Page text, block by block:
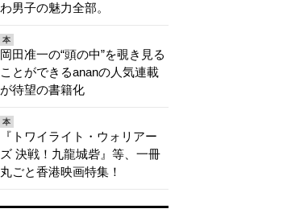
わ男子の魅力全部。
本
岡田准一の“頭の中”を覗き見る
ことができるananの人気連載
が待望の書籍化
本
『トワイライト・ウォリアー
ズ 決戦！九龍城砦』等、一冊
丸ごと香港映画特集！